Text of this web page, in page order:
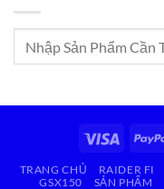
Visa
TRANG CHỦ RAIDER FI
GSX150
SẢN PHẨM